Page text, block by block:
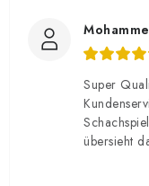
Super
übersieht